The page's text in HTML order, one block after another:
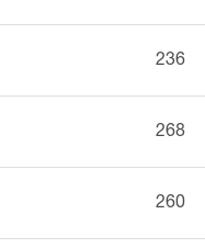
236
268
260